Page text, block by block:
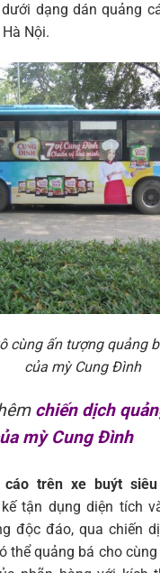
dạng dán quảng
Nội.
cùng ấn tượng quảng
của mỳ Cung Đình
chiến dịch
mỳ Cung Đình
cáo trên xe buýt
tận dụng diện tích
độc đáo, qua chiến
thể quảng bá cho